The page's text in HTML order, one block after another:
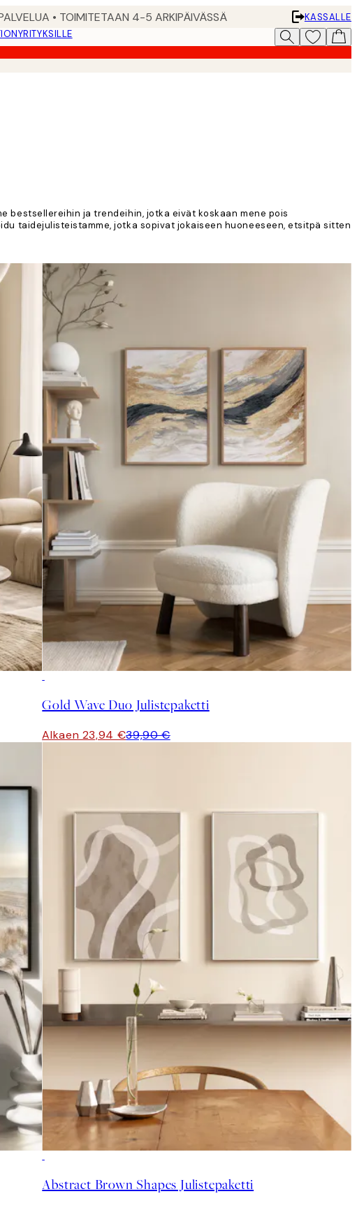
• TOIMITETAAN 4-5 ARKIPÄIVÄSSÄ
KASSALLE
YRITYKSILLE
ja trendeihin, jotka eivät koskaan mene pois
taidejulisteistamme, jotka sopivat jokaiseen huoneeseen, etsitpä sitten
Gold Wave Duo Julistepaketti
Alkaen 23,94 €39,90 €
Abstract Brown Shapes Julistepaketti